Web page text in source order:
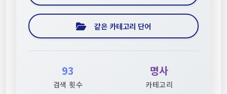
같은 카테고리 단어
93
검색 횟수
명사
카테고리